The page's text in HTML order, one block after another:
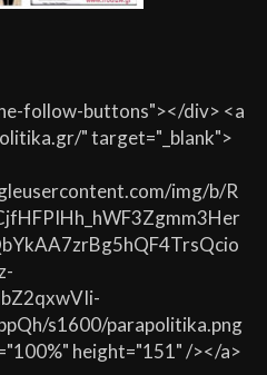
follow-buttons"></div> <a
" target="_blank">
img/b/R
s1600/parapolitika.png
height="151" /></a>